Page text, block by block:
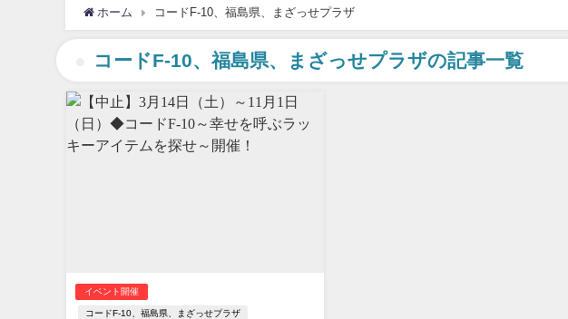
ホーム コードF-10、福島県、まざっせプラザ
コードF-10、福島県、まざっせプラザの記事一覧
イベント開催
コードF-10、福島県、まざっせプラザ